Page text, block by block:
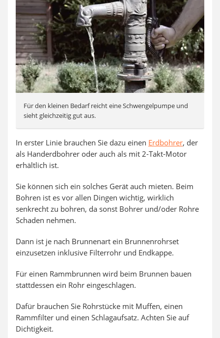
Für den kleinen Bedarf reicht eine Schwengelpumpe und
sieht gleichzeitig gut aus.
In erster Linie brauchen Sie dazu einen Erdbohrer, der
als Handerdbohrer oder auch als mit 2-Takt-Motor
erhältlich ist.
Sie können sich ein solches Gerät auch mieten. Beim
Bohren ist es vor allen Dingen wichtig, wirklich
senkrecht zu bohren, da sonst Bohrer und/oder Rohre
Schaden nehmen.
Dann ist je nach Brunnenart ein Brunnenrohrset
einzusetzen inklusive Filterrohr und Endkappe.
Für einen Rammbrunnen wird beim Brunnen bauen
stattdessen ein Rohr eingeschlagen.
Dafür brauchen Sie Rohrstücke mit Muffen, einen
Rammfilter und einen Schlagaufsatz. Achten Sie auf
Dichtigkeit.